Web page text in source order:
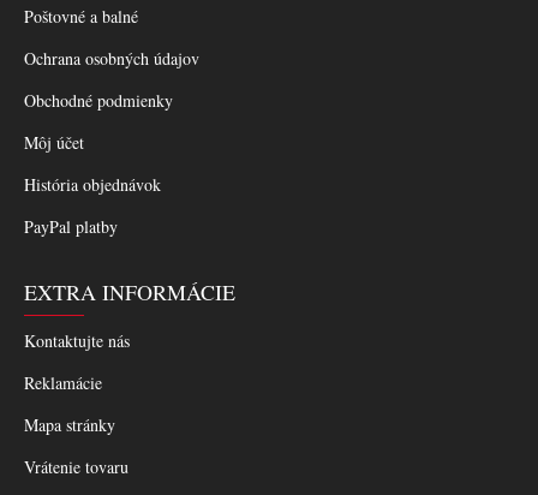
Poštovné a balné
Ochrana osobných údajov
Obchodné podmienky
Môj účet
História objednávok
PayPal platby
EXTRA INFORMÁCIE
Kontaktujte nás
Reklamácie
Mapa stránky
Vrátenie tovaru